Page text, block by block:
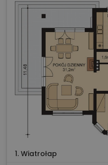
1. Wiatrołap